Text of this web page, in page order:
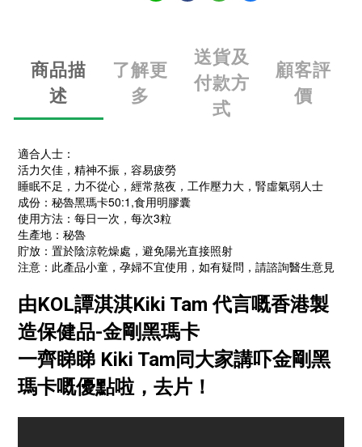
商品描
述
了解更
多
送貨及
付款方
式
顧客評
價
適合人士：
活力欠佳，精神不振，容易疲勞
睡眠不足，力不從心，經常熬夜，工作壓力大，腎虛氣弱人士
成份：秘魯黑瑪卡50:1,食用明膠囊
使用方法：每日一次，每次3粒
生產地：秘魯
貯放：置於陰涼乾燥處，避免陽光直接照射
注意：此產品小童，孕婦不宜使用，如有疑問，請諮詢醫生意見
由KOL譚淇淇Kiki Tam 代言嘅香港製
造保健品-金剛黑瑪卡
一齊睇睇 Kiki Tam同大家講吓金剛黑
瑪卡嘅優點啦，去片！